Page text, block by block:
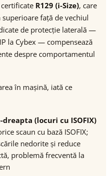
R129 (i-Size), care
față de vechiul
de protecție laterală —
la Cybex — compensează
despre comportamentul
în mașină, iată ce
(locuri cu ISOFIX)
scaun cu bază ISOFIX;
nedorite și reduce
problemă frecventă la